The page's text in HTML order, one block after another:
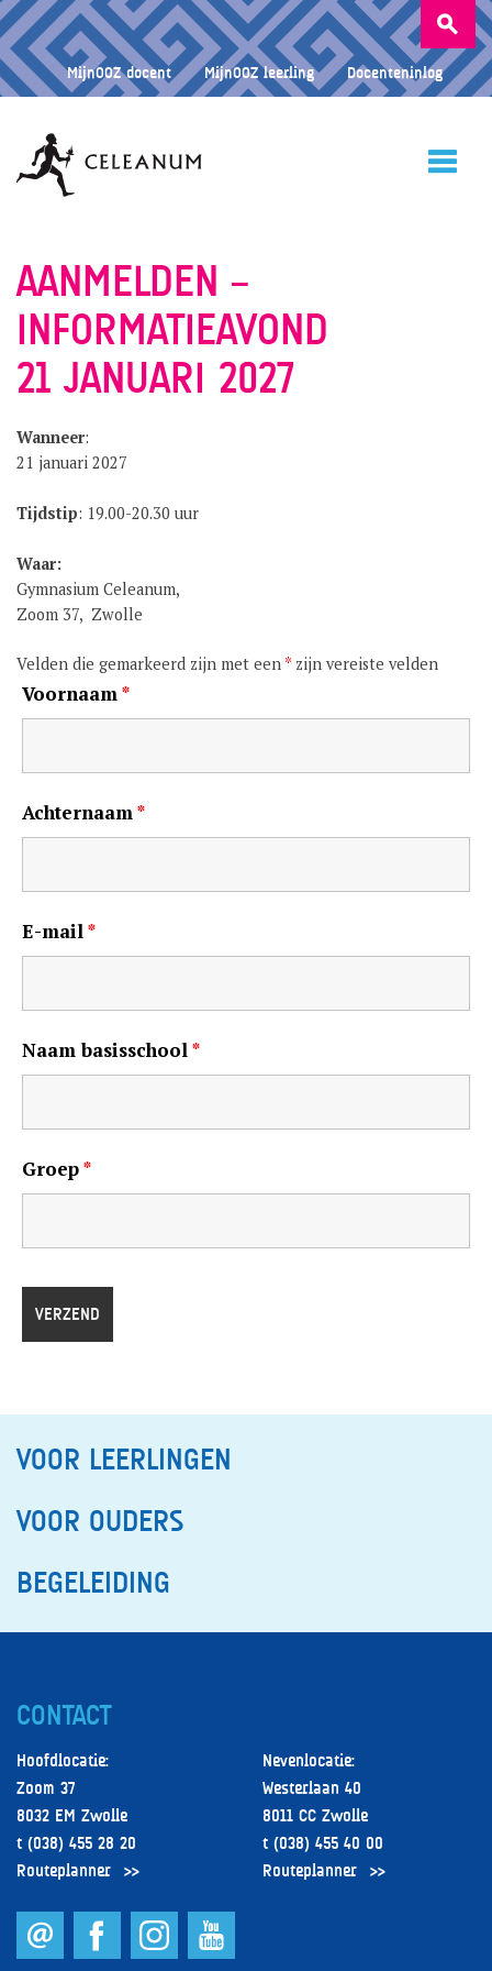
Zoeken
naar:
MijnOOZ docent MijnOOZ leerling Docenteninlog
CELEANUM
GROEP 8 / JONG CELEANUM
AANMELDEN –
INFORMATIEAVOND
21 JANUARI 2027
Wanneer:
21 januari 2027
Tijdstip: 19.00-20.30 uur
Waar:
Gymnasium Celeanum,
Zoom 37, Zwolle
Velden die gemarkeerd zijn met een * zijn vereiste velden
Voornaam*
Achternaam*
E-mail*
Naam basisschool*
Groep*
VOOR LEERLINGEN
VOOR OUDERS
BEGELEIDING
CONTACT
Hoofdlocatie:
Zoom 37
8032 EM Zwolle
t (038) 455 28 20
Routeplanner
Nevenlocatie:
Westerlaan 40
8011 CC Zwolle
t (038) 455 40 00
Routeplanner